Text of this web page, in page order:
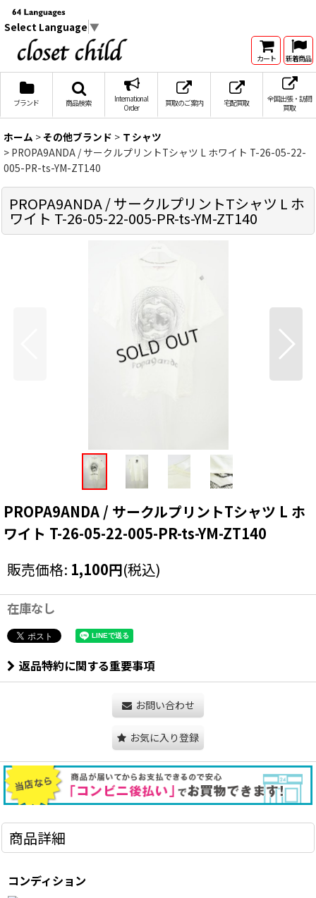
Select Language ▼
カート 新着商品
ブランド 商品検索
International
Order
買取のご案内 宅配買取
全国出張・訪問
買取
ホーム >その他ブランド > Ｔシャツ
> PROPA9ANDA / サークルプリントTシャツ L ホワイト T-26-05-22-
005-PR-ts-YM-ZT140
PROPA9ANDA / サークルプリントTシャツ L ホ
ワイト T-26-05-22-005-PR-ts-YM-ZT140
PROPA9ANDA / サークルプリントTシャツ L ホ
ワイト T-26-05-22-005-PR-ts-YM-ZT140
販売価格: 1,100円(税込)
在庫なし
返品特約に関する重要事項
お問い合わせ
お気に入り登録
商品詳細
コンディション